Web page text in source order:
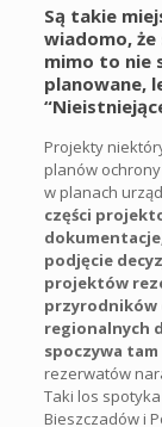
Są takie
wiadomo,
mimo to nie
planowane,
Projekty
planów
w planach
części
podjęcie
projektów
przyrodników
regionalnych
spoczywa
rezerwatów
Taki los
Bieszczadów i